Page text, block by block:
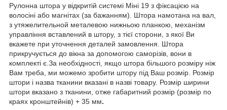
Рулонна штора у відкритій системі Міні 19 з фіксацією на
волосіні або магнітах (за бажанням). Штора намотана на вал,
з утяжелительной металевою нижньою планкою, механізм
управління вставлений в штору, з тієї сторони, з якої Ви
вкажете при уточнення деталей замовлення. Штора
прикручується до вікна за допомогою саморізів, вони в
комплекті є.За необхідності, якщо штора більшого розміру ніж
Вам треба, ми можемо зробити штору під Ваш розмір. Розмір
штори і назва тканини вказані в назві товару. Розмір ширини
штори вказано з тканини, отже габаритний розмір (розмір по
краях кронштейнів) + 35 мм.